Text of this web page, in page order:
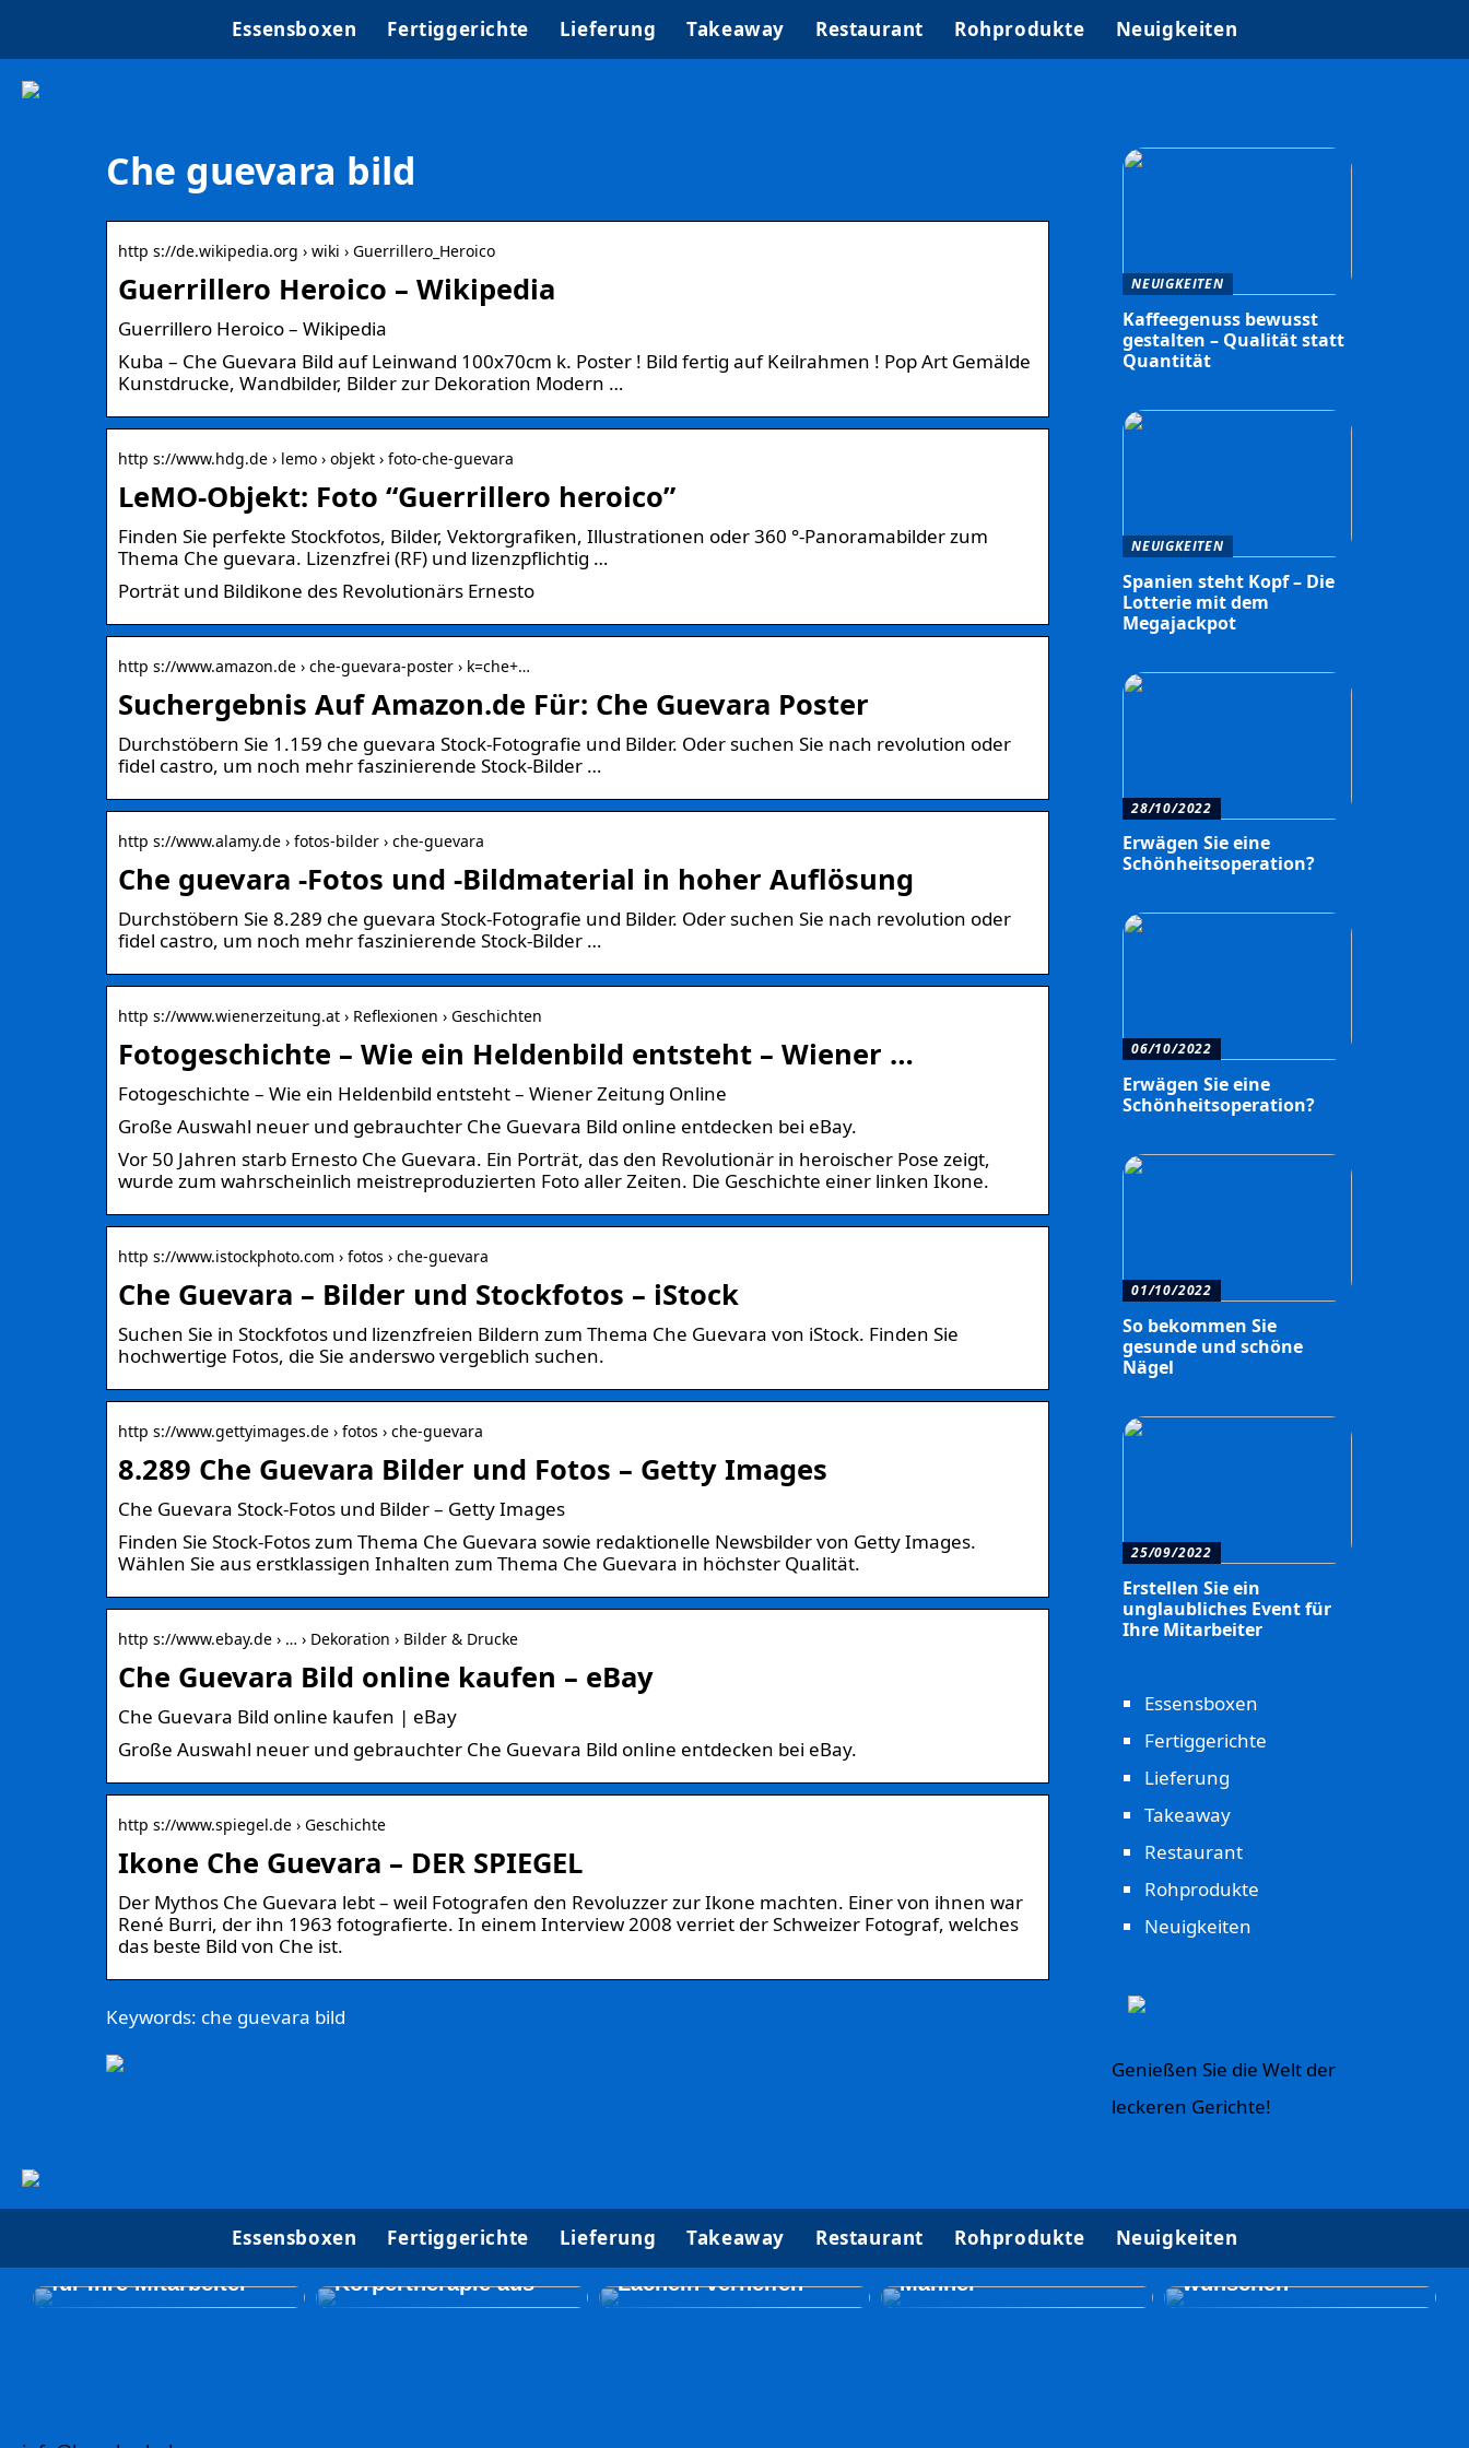
Essensboxen Fertiggerichte Lieferung Takeaway Restaurant Rohprodukte Neuigkeiten
Che guevara bild
http s://de.wikipedia.org › wiki › Guerrillero_Heroico
Guerrillero Heroico – Wikipedia
Guerrillero Heroico – Wikipedia
Kuba – Che Guevara Bild auf Leinwand 100x70cm k. Poster ! Bild fertig auf Keilrahmen ! Pop Art Gemälde
Kunstdrucke, Wandbilder, Bilder zur Dekoration Modern …
http s://www.hdg.de › lemo › objekt › foto-che-guevara
LeMO-Objekt: Foto “Guerrillero heroico”
Finden Sie perfekte Stockfotos, Bilder, Vektorgrafiken, Illustrationen oder 360 °-Panoramabilder zum
Thema Che guevara. Lizenzfrei (RF) und lizenzpflichtig …
Porträt und Bildikone des Revolutionärs Ernesto
http s://www.amazon.de › che-guevara-poster › k=che+…
Suchergebnis Auf Amazon.de Für: Che Guevara Poster
Durchstöbern Sie 1.159 che guevara Stock-Fotografie und Bilder. Oder suchen Sie nach revolution oder
fidel castro, um noch mehr faszinierende Stock-Bilder …
http s://www.alamy.de › fotos-bilder › che-guevara
Che guevara -Fotos und -Bildmaterial in hoher Auflösung
Durchstöbern Sie 8.289 che guevara Stock-Fotografie und Bilder. Oder suchen Sie nach revolution oder
fidel castro, um noch mehr faszinierende Stock-Bilder …
http s://www.wienerzeitung.at › Reflexionen › Geschichten
Fotogeschichte – Wie ein Heldenbild entsteht – Wiener …
Fotogeschichte – Wie ein Heldenbild entsteht – Wiener Zeitung Online
Große Auswahl neuer und gebrauchter Che Guevara Bild online entdecken bei eBay.
Vor 50 Jahren starb Ernesto Che Guevara. Ein Porträt, das den Revolutionär in heroischer Pose zeigt,
wurde zum wahrscheinlich meistreproduzierten Foto aller Zeiten. Die Geschichte einer linken Ikone.
http s://www.istockphoto.com › fotos › che-guevara
Che Guevara – Bilder und Stockfotos – iStock
Suchen Sie in Stockfotos und lizenzfreien Bildern zum Thema Che Guevara von iStock. Finden Sie
hochwertige Fotos, die Sie anderswo vergeblich suchen.
http s://www.gettyimages.de › fotos › che-guevara
8.289 Che Guevara Bilder und Fotos – Getty Images
Che Guevara Stock-Fotos und Bilder – Getty Images
Finden Sie Stock-Fotos zum Thema Che Guevara sowie redaktionelle Newsbilder von Getty Images.
Wählen Sie aus erstklassigen Inhalten zum Thema Che Guevara in höchster Qualität.
http s://www.ebay.de › … › Dekoration › Bilder & Drucke
Che Guevara Bild online kaufen – eBay
Che Guevara Bild online kaufen | eBay
Große Auswahl neuer und gebrauchter Che Guevara Bild online entdecken bei eBay.
http s://www.spiegel.de › Geschichte
Ikone Che Guevara – DER SPIEGEL
Der Mythos Che Guevara lebt – weil Fotografen den Revoluzzer zur Ikone machten. Einer von ihnen war
René Burri, der ihn 1963 fotografierte. In einem Interview 2008 verriet der Schweizer Fotograf, welches
das beste Bild von Che ist.
Keywords: che guevara bild
NEUIGKEITEN
Kaffeegenuss bewusst
gestalten – Qualität statt
Quantität
NEUIGKEITEN
Spanien steht Kopf – Die
Lotterie mit dem
Megajackpot
28/10/2022
Erwägen Sie eine
Schönheitsoperation?
06/10/2022
Erwägen Sie eine
Schönheitsoperation?
01/10/2022
So bekommen Sie
gesunde und schöne
Nägel
25/09/2022
Erstellen Sie ein
unglaubliches Event für
Ihre Mitarbeiter
Essensboxen
Fertiggerichte
Lieferung
Takeaway
Restaurant
Rohprodukte
Neuigkeiten
Genießen Sie die Welt der
leckeren Gerichte!
Essensboxen Fertiggerichte Lieferung Takeaway Restaurant Rohprodukte Neuigkeiten
für Ihre Mitarbeiter
Beautyforum.dk Tun
Sie sich etwas Gutes
Körpertherapie aus
So kann ein Zahnarzt
Lächeln verhelfen
Kosmetische
Männer
Gut zu wissen, wenn
Sie eine
wünschen